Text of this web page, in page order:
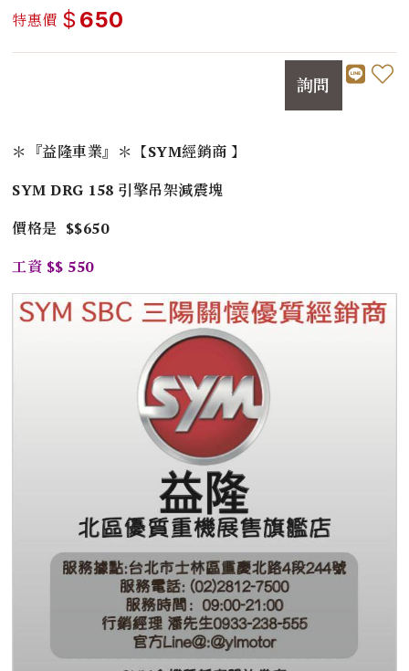
特惠價 $ 650
詢問
＊『益隆車業』＊【SYM經銷商 】
SYM DRG 158 引擎吊架減震塊
價格是 $$650
工資 $$ 550